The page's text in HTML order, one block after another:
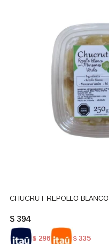
CHUCRUT REPOLLO
$ 394
$ 296 $ 335